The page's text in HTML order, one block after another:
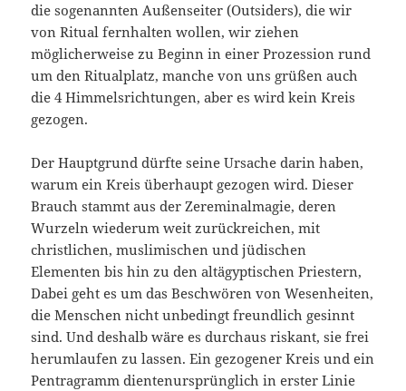
die sogenannten Außenseiter (Outsiders), die wir
von Ritual fernhalten wollen, wir ziehen
möglicherweise zu Beginn in einer Prozession rund
um den Ritualplatz, manche von uns grüßen auch
die 4 Himmelsrichtungen, aber es wird kein Kreis
gezogen.
Der Hauptgrund dürfte seine Ursache darin haben,
warum ein Kreis überhaupt gezogen wird. Dieser
Brauch stammt aus der Zereminalmagie, deren
Wurzeln wiederum weit zurückreichen, mit
christlichen, muslimischen und jüdischen
Elementen bis hin zu den altägyptischen Priestern,
Dabei geht es um das Beschwören von Wesenheiten,
die Menschen nicht unbedingt freundlich gesinnt
sind. Und deshalb wäre es durchaus riskant, sie frei
herumlaufen zu lassen. Ein gezogener Kreis und ein
Pentragramm dientenursprünglich in erster Linie